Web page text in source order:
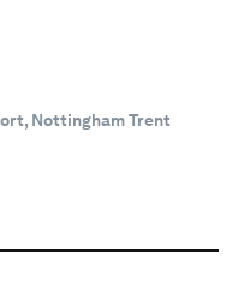
Nottingham Trent